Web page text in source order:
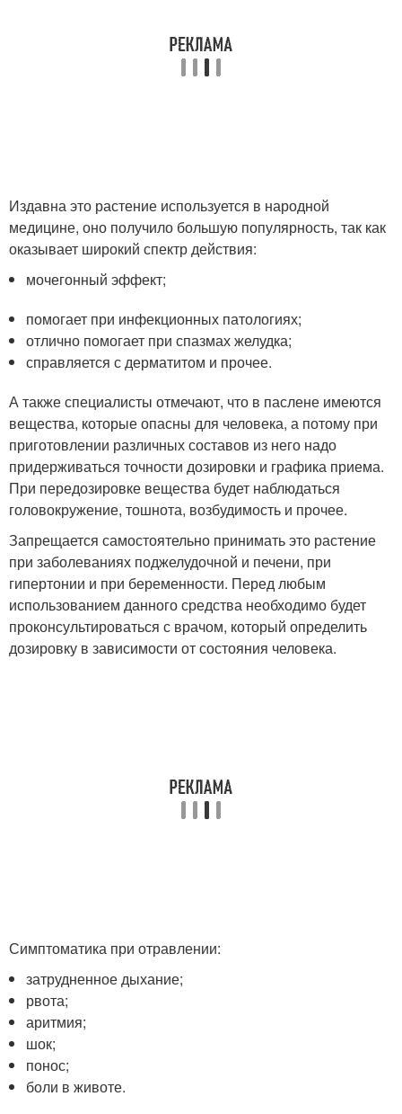
Издавна это растение используется в народной
медицине, оно получило большую популярность, так как
оказывает широкий спектр действия:
мочегонный эффект;
помогает при инфекционных патологиях;
отлично помогает при спазмах желудка;
справляется с дерматитом и прочее.
А также специалисты отмечают, что в паслене имеются
вещества, которые опасны для человека, а потому при
приготовлении различных составов из него надо
придерживаться точности дозировки и графика приема.
При передозировке вещества будет наблюдаться
головокружение, тошнота, возбудимость и прочее.
Запрещается самостоятельно принимать это растение
при заболеваниях поджелудочной и печени, при
гипертонии и при беременности. Перед любым
использованием данного средства необходимо будет
проконсультироваться с врачом, который определить
дозировку в зависимости от состояния человека.
Симптоматика при отравлении:
затрудненное дыхание;
рвота;
аритмия;
шок;
понос;
боли в животе.